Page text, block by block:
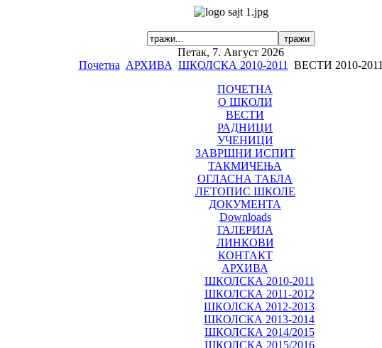
Петак, 7. Август 2026
Почетна АРХИВА ШКОЛСКА 2010-2011
ВЕСТИ 2010-2011
ПОЧЕТНА
О ШКОЛИ
ВЕСТИ
РАДНИЦИ
УЧЕНИЦИ
ЗАВРШНИ ИСПИТ
ТАКМИЧЕЊА
ОГЛАСНА ТАБЛА
ЛЕТОПИС ШКОЛЕ
ДОКУМЕНТА
Downloads
ГАЛЕРИЈА
ЛИНКОВИ
КОНТАКТ
АРХИВА
ШКОЛСКА 2010-2011
ШКОЛСКА 2011-2012
ШКОЛСКА 2012-2013
ШКОЛСКА 2013-2014
ШКОЛСКА 2014/2015
ШКОЛСКА 2015/2016